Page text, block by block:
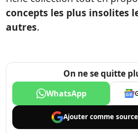
concepts les plus insolites
autres.
On ne se quitte
WhatsApp
Ajouter comme